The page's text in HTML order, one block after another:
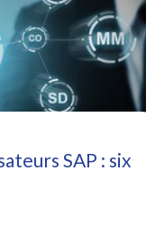
SAP : six